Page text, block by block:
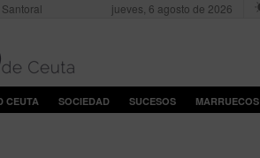
Santoral jueves, 6 agosto de 2026
CEUTA SOCIEDAD SUCESOS MARRUECOS